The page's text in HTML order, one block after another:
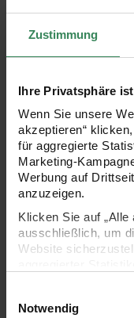
Zustimmung
Ihre Privatsphäre
Wenn Sie unsere
akzeptieren“
für aggregierte
Marketing-
Werbung auf
anzuzeigen.
Klicken Sie auf
ausschließlich, um
Website
Ihre Einwilligung ist
Notwendig
Hersteller:
Rico Design
Paper Poetry Bleistift mit
Schleife Dunkelgrün
1,79 €